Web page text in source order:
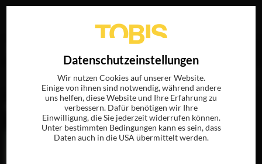
„Mitchell LaFortune“
Datenschutzeinstellungen
Wir nutzen Cookies auf unserer Website.
Einige von ihnen sind notwendig, während andere
uns helfen, diese Website und Ihre Erfahrung zu
verbessern. Dafür benötigen wir Ihre
Einwilligung, die Sie jederzeit widerrufen können.
Unter bestimmten Bedingungen kann es sein, dass
Daten auch in die USA übermittelt werden.